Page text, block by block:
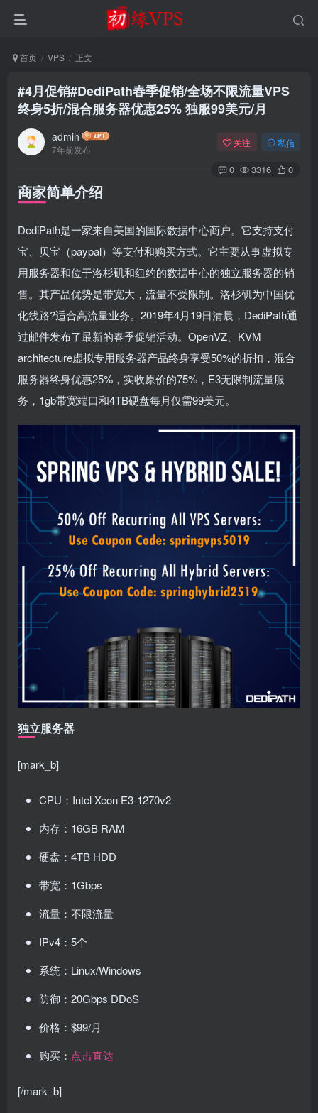
首页 VPS 正文
#4月促销#DediPath春季促销/全场不限流量VPS
终身5折/混合服务器优惠25% 独服99美元/月
admin
7年前发布
关注 私信
0 3316 0
商家简单介绍
DediPath是一家来自美国的国际数据中心商户。它支持支付
宝、贝宝（paypal）等支付和购买方式。它主要从事虚拟专
用服务器和位于洛杉矶和纽约的数据中心的独立服务器的销
售。其产品优势是带宽大，流量不受限制。洛杉矶为中国优
化线路?适合高流量业务。2019年4月19日清晨，DediPath通
过邮件发布了最新的春季促销活动。OpenVZ、KVM
architecture虚拟专用服务器产品终身享受50%的折扣，混合
服务器终身优惠25%，实收原价的75%，E3无限制流量服
务，1gb带宽端口和4TB硬盘每月仅需99美元。
独立服务器
[mark_b]
CPU：Intel Xeon E3-1270v2
内存：16GB RAM
硬盘：4TB HDD
带宽：1Gbps
流量：不限流量
IPv4：5个
系统：Linux/Windows
防御：20Gbps DDoS
价格：$99/月
购买： 点击直达
[/mark_b]